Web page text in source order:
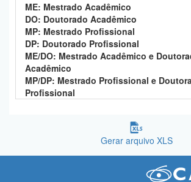
ME: Mestrado Acadêmico
DO: Doutorado Acadêmico
MP: Mestrado Profissional
DP: Doutorado Profissional
ME/DO: Mestrado Acadêmico e
Acadêmico
MP/DP: Mestrado Profissional e
Profissional
Gerar arquivo XLS